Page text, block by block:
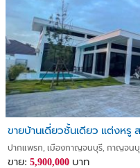
ขายบ้านเดี่ยวชั้นเดียว แต่งหรู
ปากแพรก, เมืองกาญจนบุรี, กาญจน
ขาย: 5,900,000 บาท